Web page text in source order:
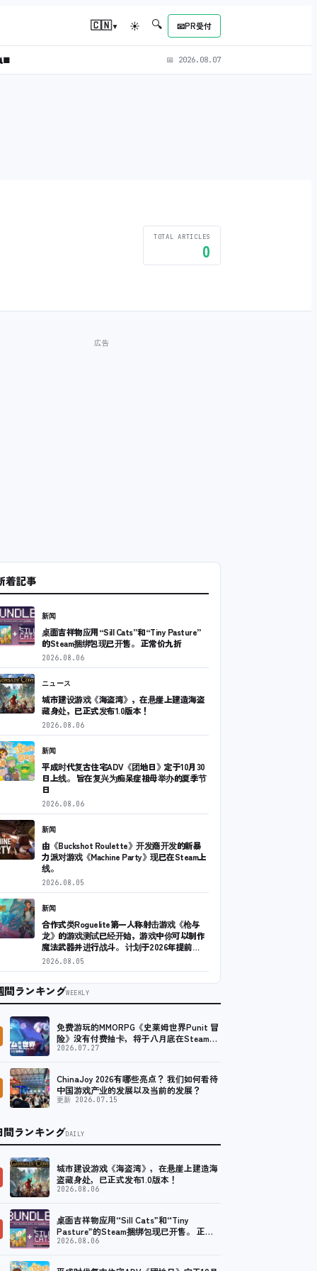
🇨🇳▾ ☀ 🔍 📧PR受付
📅 2026.08.07
TOTAL ARTICLES
0
着記事
新闻
桌面吉祥物应用“Sill Cats”和“Tiny Pasture”
的Steam捆绑包现已开售。 正常价九折
2026.08.06
ニュース
城市建设游戏《海盗湾》，在悬崖上建造海盗
藏身处，已正式发布1.0版本！
2026.08.06
新闻
平成时代复古住宅ADV《团地日》定于10月30
日上线。 旨在复兴为痴呆症祖母举办的夏季节
日
2026.08.06
新闻
由《Buckshot Roulette》开发商开发的新暴
力派对游戏《Machine Party》现已在Steam上
线。
2026.08.05
新闻
合作式类Roguelite第一人称射击游戏《枪与
龙》的游戏测试已经开始，游戏中你可以制作
魔法武器并进行战斗。 计划于2026年提前…
2026.08.05
間ランキングWEEKLY
免费游玩的MMORPG《史莱姆世界Punit 冒
险》没有付费抽卡，将于八月底在Steam上
发布免费试玩版。
2026.07.27
ChinaJoy 2026有哪些亮点？ 我们如何看待
中国游戏产业的发展以及当前的发展？
更新 2026.07.15
間ランキングDAILY
城市建设游戏《海盗湾》，在悬崖上建造海
盗藏身处，已正式发布1.0版本！
2026.08.06
桌面吉祥物应用“Sill Cats”和“Tiny
Pasture”的Steam捆绑包现已开售。 正常
价九折
2026.08.06